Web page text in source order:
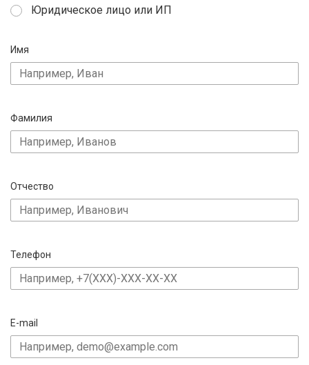
Юридическое лицо или ИП
Имя
Фамилия
Отчество
Телефон
E-mail